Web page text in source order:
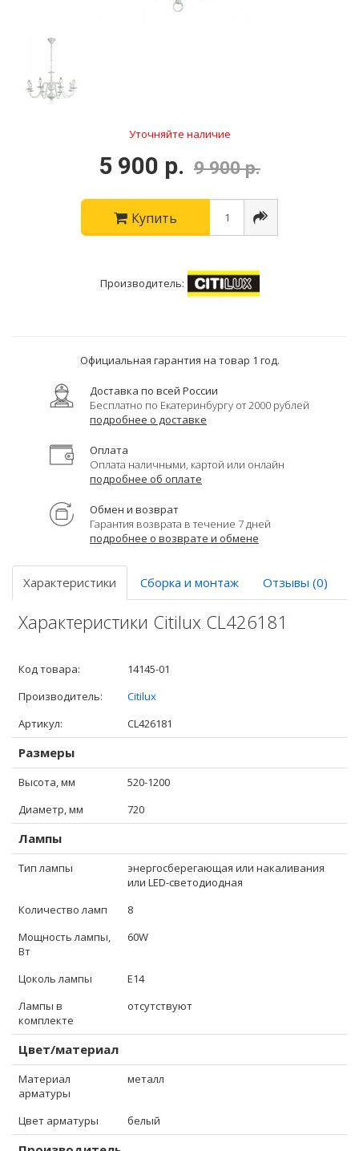
Уточняйте наличие
5 900 р. 9 900 р.
Купить
Производитель:
Официальная гарантия на товар 1 год.
Доставка по всей России
Бесплатно по Екатеринбургу от 2000 рублей
подробнее о доставке
Оплата
Оплата наличными, картой или онлайн
подробнее об оплате
Обмен и возврат
Гарантия возврата в течение 7 дней
подробнее о возврате и обмене
Характеристики Сборка и монтаж Отзывы (0)
Характеристики Citilux CL426181
Код товара:
14145-01
Производитель:
Citilux
Артикул:
CL426181
Размеры
Высота, мм
520-1200
Диаметр, мм
720
Лампы
Тип лампы
энергосберегающая или накаливания
или LED-светодиодная
Количество ламп
8
Мощность лампы,
Вт
60W
Цоколь лампы
E14
Лампы в
комплекте
отсутствуют
Цвет/материал
Материал
арматуры
металл
Цвет арматуры белый